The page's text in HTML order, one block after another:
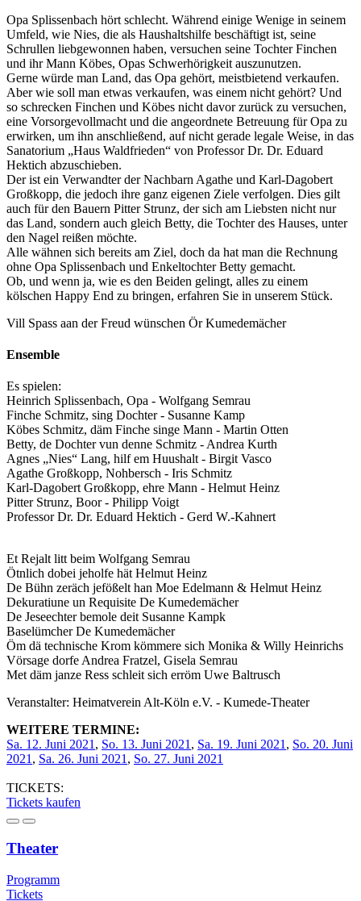
Opa Splissenbach hört schlecht. Während einige Wenige in seinem
Umfeld, wie Nies, die als Haushaltshilfe beschäftigt ist, seine
Schrullen liebgewonnen haben, versuchen seine Tochter Finchen
und ihr Mann Köbes, Opas Schwerhörigkeit auszunutzen.
Gerne würde man Land, das Opa gehört, meistbietend verkaufen.
Aber wie soll man etwas verkaufen, was einem nicht gehört? Und
so schrecken Finchen und Köbes nicht davor zurück zu versuchen,
eine Vorsorgevollmacht und die angeordnete Betreuung für Opa zu
erwirken, um ihn anschließend, auf nicht gerade legale Weise, in das
Sanatorium „Haus Waldfrieden“ von Professor Dr. Dr. Eduard
Hektich abzuschieben.
Der ist ein Verwandter der Nachbarn Agathe und Karl-Dagobert
Großkopp, die jedoch ihre ganz eigenen Ziele verfolgen. Dies gilt
auch für den Bauern Pitter Strunz, der sich am Liebsten nicht nur
das Land, sondern auch gleich Betty, die Tochter des Hauses, unter
den Nagel reißen möchte.
Alle wähnen sich bereits am Ziel, doch da hat man die Rechnung
ohne Opa Splissenbach und Enkeltochter Betty gemacht.
Ob, und wenn ja, wie es den Beiden gelingt, alles zu einem
kölschen Happy End zu bringen, erfahren Sie in unserem Stück.
Vill Spass aan der Freud wünschen Ör Kumedemächer
Ensemble
Es spielen:
Heinrich Splissenbach, Opa - Wolfgang Semrau
Finche Schmitz, sing Dochter - Susanne Kamp
Köbes Schmitz, däm Finche singe Mann - Martin Otten
Betty, de Dochter vun denne Schmitz - Andrea Kurth
Agnes „Nies“ Lang, hilf em Huushalt - Birgit Vasco
Agathe Großkopp, Nohbersch - Iris Schmitz
Karl-Dagobert Großkopp, ehre Mann - Helmut Heinz
Pitter Strunz, Boor - Philipp Voigt
Professor Dr. Dr. Eduard Hektich - Gerd W.-Kahnert
Et Rejalt litt beim Wolfgang Semrau
Ötnlich dobei jeholfe hät Helmut Heinz
De Bühn zeräch jefößelt han Moe Edelmann & Helmut Heinz
Dekuratiune un Requisite De Kumedemächer
De Jeseechter bemole deit Susanne Kampk
Baselümcher De Kumedemächer
Öm dä technische Krom kömmere sich Monika & Willy Heinrichs
Vörsage dorfe Andrea Fratzel, Gisela Semrau
Met däm janze Ress schleit sich erröm Uwe Baltrusch
Veranstalter: Heimatverein Alt-Köln e.V. - Kumede-Theater
WEITERE TERMINE:
Sa. 12. Juni 2021 , So. 13. Juni 2021 , Sa. 19. Juni 2021 , So. 20. Juni
2021 , Sa. 26. Juni 2021 , So. 27. Juni 2021
TICKETS:
Tickets kaufen
Theater
Programm
Tickets